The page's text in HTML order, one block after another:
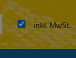
inkl. MwSt.